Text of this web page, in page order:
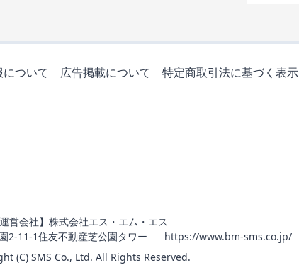
ついて 広告掲載について 特定商取引法に基づく表示
運営会社】株式会社エス・エム・エス
11-1住友不動産芝公園タワー
https://www.bm-sms.co.jp/
(C) SMS Co., Ltd. All Rights Reserved.